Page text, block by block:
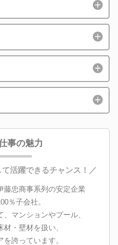
事の魅力
活躍できるチャンス！／
藤忠商事系列の安定企業
％子会社。
マンションやプール、
・壁材を扱い、
誇っています。